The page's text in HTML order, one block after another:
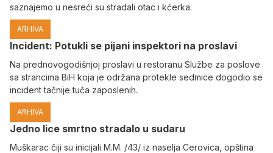
saznajemo u nesreći su stradali otac i kćerka.
ARHIVA
Incident: Potukli se pijani inspektori na proslavi
Na prednovogodišnjoj proslavi u restoranu Službe za poslove
sa strancima BiH koja je održana protekle sedmice dogodio se
incident tačnije tuča zaposlenih.
ARHIVA
Јedno lice smrtno stradalo u sudaru
Muškarac čiji su inicijali M.M. /43/ iz naselja Cerovica, opština